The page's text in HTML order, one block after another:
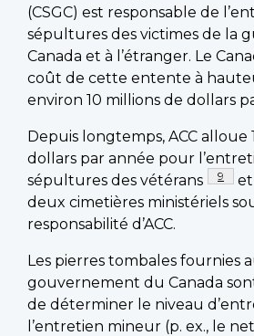
(CSGC) est responsable de
sépultures des victimes de la
Canada et à l’étranger. Le
coût de cette entente à
environ 10 millions de dollars
Depuis longtemps, ACC alloue
dollars par année pour
sépultures des vétérans
9
deux cimetières ministériels
responsabilité d’ACC.
Les pierres tombales fournies
gouvernement du Canada
de déterminer le niveau
l’entretien mineur (p. ex., le